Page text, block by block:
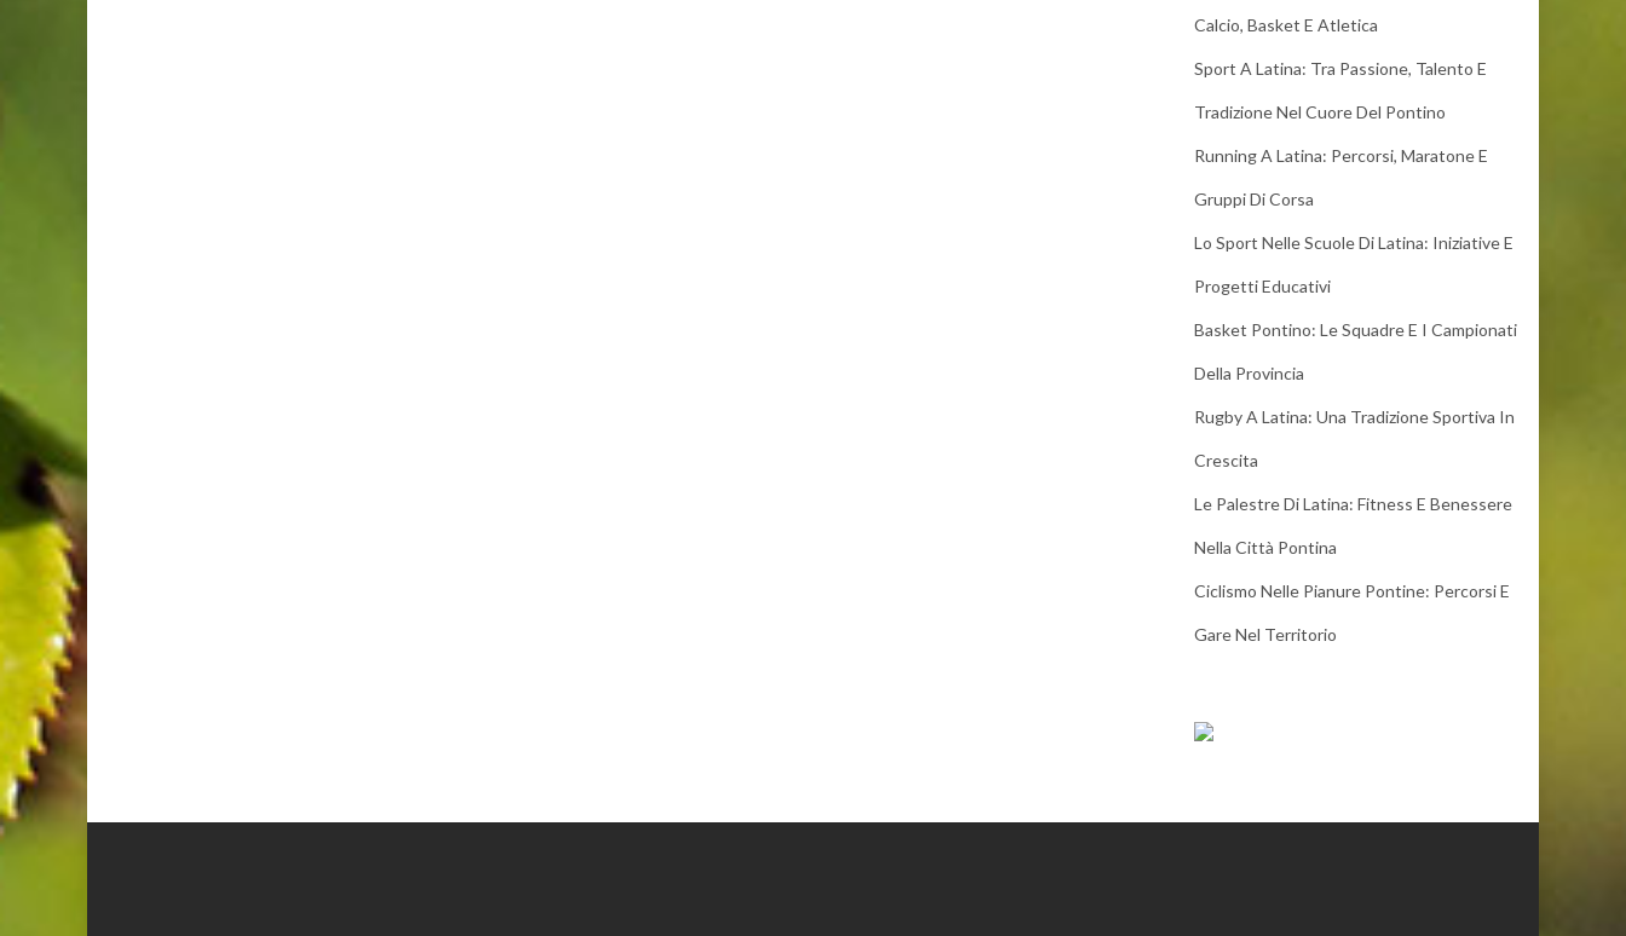
Calcio, Basket E Atletica
Sport A Latina: Tra Passione, Talento E
Tradizione Nel Cuore Del Pontino
Running A Latina: Percorsi, Maratone E
Gruppi Di Corsa
Lo Sport Nelle Scuole Di Latina: Iniziative E
Progetti Educativi
Basket Pontino: Le Squadre E I Campionati
Della Provincia
Rugby A Latina: Una Tradizione Sportiva In
Crescita
Le Palestre Di Latina: Fitness E Benessere
Nella Città Pontina
Ciclismo Nelle Pianure Pontine: Percorsi E
Gare Nel Territorio